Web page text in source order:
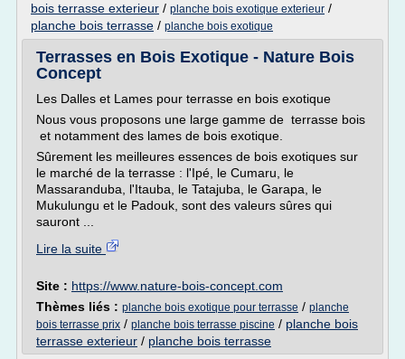
bois terrasse exterieur / planche bois exotique exterieur /
planche bois terrasse / planche bois exotique
Terrasses en Bois Exotique - Nature Bois
Concept
Les Dalles et Lames pour terrasse en bois exotique
Nous vous proposons une large gamme de terrasse bois
et notamment des lames de bois exotique.
Sûrement les meilleures essences de bois exotiques sur
le marché de la terrasse : l'Ipé, le Cumaru, le
Massaranduba, l'Itauba, le Tatajuba, le Garapa, le
Mukulungu et le Padouk, sont des valeurs sûres qui
sauront ...
Lire la suite
Site : https://www.nature-bois-concept.com
Thèmes liés : planche bois exotique pour terrasse / planche
bois terrasse prix / planche bois terrasse piscine / planche bois
terrasse exterieur / planche bois terrasse